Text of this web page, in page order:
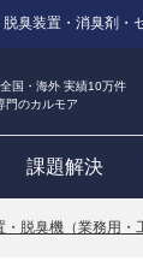
臭装置・消臭剤・
国・海外 実績10万件
門のカルモア
課題解決
・脱臭機（業務用・